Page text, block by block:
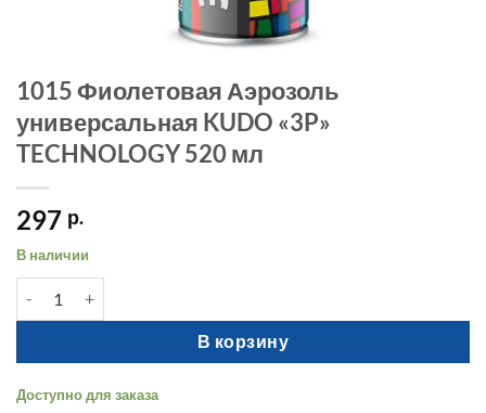
1015 Фиолетовая Аэрозоль
универсальная KUDO «3P»
TECHNOLOGY 520 мл
297 р.
В наличии
В корзину
Доступно для заказа